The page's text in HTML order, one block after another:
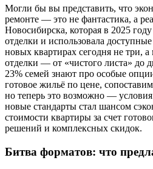
Могли бы вы представить, что
ремонте — это не фантастика, а
Новосибирска, которая в 2025
отделки и использовала
новых квартирах сегодня не три,
отделки — от «чистого листа» до
23% семей знают про особые
готовое жильё по цене,
но теперь это возможно —
новые стандарты стал шансом
стоимости квартиры за счет
решений и комплексных скидок.
Битва форматов: что